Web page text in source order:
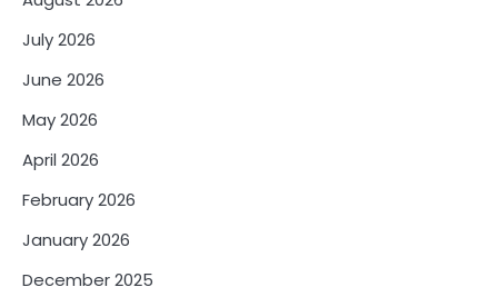
July 2026
June 2026
May 2026
April 2026
February 2026
January 2026
December 2025